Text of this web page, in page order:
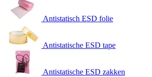
Antistatisch ESD folie
Antistatische ESD tape
Antistatische ESD zakken